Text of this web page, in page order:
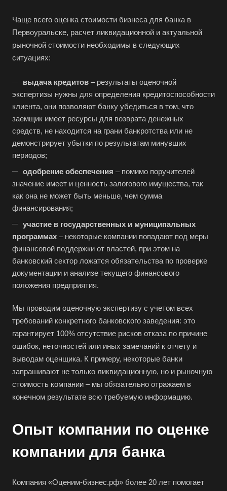
Чаще всего оценка стоимости бизнеса для банка в
Первоуральске, расчет ликвидационной и актуальной
рыночной стоимости необходимы в следующих
ситуациях:
выдача кредитов – результаты оценочной
экспертизы нужны для определения кредитоспособности
клиента, они позволяют банку убедиться в том, что
заемщик имеет ресурсы для возврата денежных
средств, не находится на грани банкротства или не
демонстрирует убытки по результатам минувших
периодов;
одобрение обеспечения – помимо поручителей
значение имеет и ценность залогового имущества, так
как она не может быть меньше, чем сумма
финансирования;
участие в государственных и муниципальных
программах – некоторые компании попадают под меры
финансовой поддержки от властей, при этом на
банковский сектор ложатся обязательства по проверке
документации и анализе текущего финансового
положения предприятия.
Мы проводим оценочную экспертизу с учетом всех
требований конкретного банковского заведения: это
гарантирует 100% отсутствие рисков отказа по причине
ошибок, неточностей или иных замечаний к отчету и
выводам оценщика. К примеру, некоторые банки
запрашивают не только ликвидационную, но и рыночную
стоимость компании – мы обязательно отражаем в
конечном результате всю требуемую информацию.
Опыт компании по оценке
компании для банка
Компания «Оценим-бизнес.рф» более 20 лет помогает